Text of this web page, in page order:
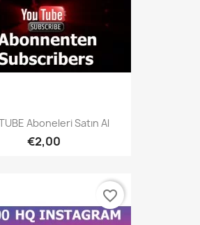
Aboneleri Satın Al
€2,00
favorite_border